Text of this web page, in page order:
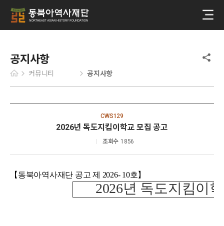
공지사항
커뮤니티 공지사항
CWS129
2026년 독도지킴이학교 모집 공고
조회수 1856
【동북아역사재단 공고 제 2026- 10호】
2026년 독도지킴이